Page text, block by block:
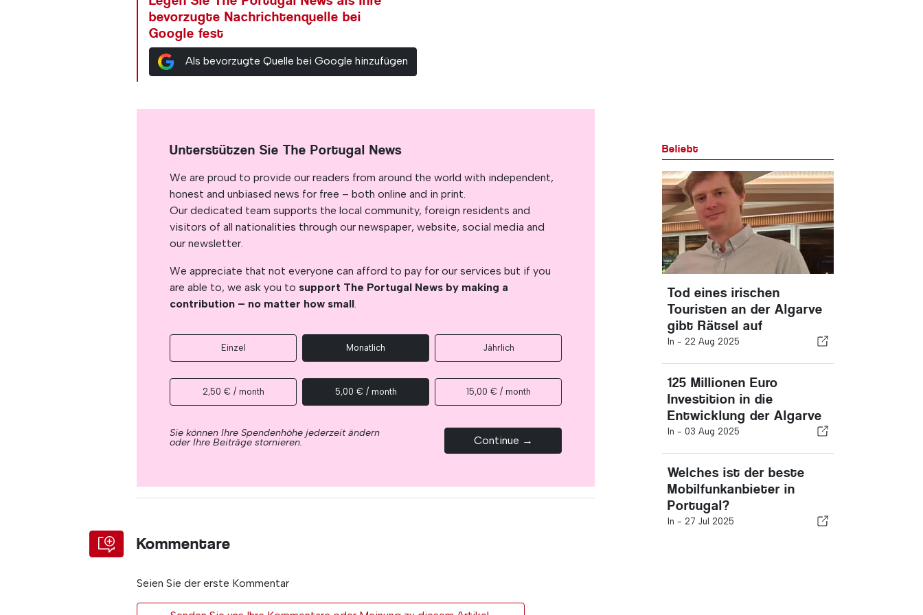
bevorzugte Nachrichtenquelle bei
Google fest
Als bevorzugte Quelle bei Google hinzufügen
Unterstützen Sie The Portugal News
We are proud to provide our readers from around the world with independent,
honest and unbiased news for free – both online and in print.
Our dedicated team supports the local community, foreign residents and
visitors of all nationalities through our newspaper, website, social media and
our newsletter.
We appreciate that not everyone can afford to pay for our services but if you
are able to, we ask you to support The Portugal News by making a
contribution – no matter how small.
Einzel Monatlich Jährlich
2,50 € / month 5,00 € / month 15,00 € / month
Sie können Ihre Spendenhöhe jederzeit ändern
oder Ihre Beiträge stornieren. Continue →
Kommentare
Seien Sie der erste Kommentar
Beliebt
Tod eines irischen
Touristen an der Algarve
gibt Rätsel auf
In - 22 Aug 2025
125 Millionen Euro
Investition in die
Entwicklung der Algarve
In - 03 Aug 2025
Welches ist der beste
Mobilfunkanbieter in
Portugal?
In - 27 Jul 2025